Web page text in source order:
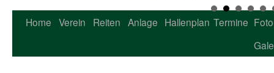
Zum
Home Verein Reiten Anlage Hallenplan Termine